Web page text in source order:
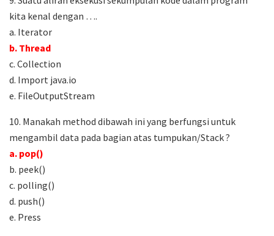
kita kenal dengan ….
a. Iterator
b. Thread
c. Collection
d. Import java.io
e. FileOutputStream
10. Manakah method dibawah ini yang berfungsi untuk
mengambil data pada bagian atas tumpukan/Stack ?
a. pop()
b. peek()
c. polling()
d. push()
e. Press